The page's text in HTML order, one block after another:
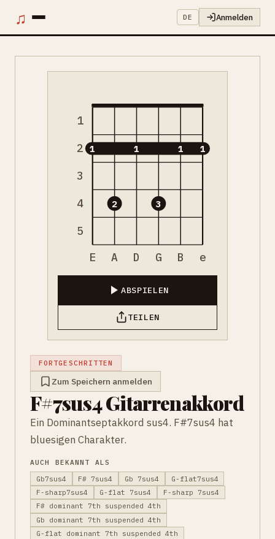
♫ DE Anmelden
1
2
3
4
5
1
2
1
3
1 1
E A D G B e
ABSPIELEN
TEILEN
FORTGESCHRITTEN
Zum Speichern anmelden
F#7sus4 Gitarrenakkord
Ein Dominantseptakkord sus4. F#7sus4 hat
bluesigen Charakter.
AUCH BEKANNT ALS
Gb7sus4
F# 7sus4 Gb 7sus4
G-flat7sus4
F-sharp7sus4
G-flat 7sus4
F-sharp 7sus4
F# dominant 7th suspended 4th
Gb dominant 7th suspended 4th
G-flat dominant 7th suspended 4th